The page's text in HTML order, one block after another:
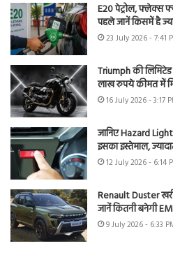
E20 पेट्रोल, फ्लेक्स
पहले जानें किसमें है
23 July 2026 - 7:41
Triumph की
लाख रुपये कीमत में
16 July 2026 - 3:17
जानिए Hazard
इसका इस्तेमाल,
12 July 2026 - 6:14
Renault Duster
जानें कितनी बनेगी
9 July 2026 - 6:33